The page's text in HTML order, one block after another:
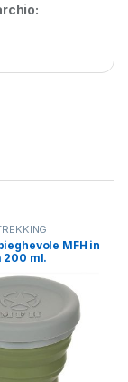
MFH in
200 ml.